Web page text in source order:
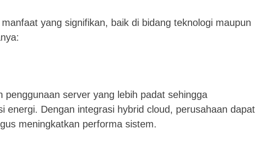
yang signifikan, baik di bidang teknologi maupun
penggunaan server yang lebih padat sehingga
energi. Dengan integrasi hybrid cloud, perusahaan dapat
meningkatkan performa sistem.